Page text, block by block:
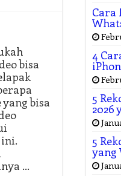
bisa
bisa
…
Cara
4
5
2026
5
yang